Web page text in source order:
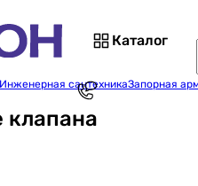
Каталог
Инженерная сантехникаЗапорная
клапана